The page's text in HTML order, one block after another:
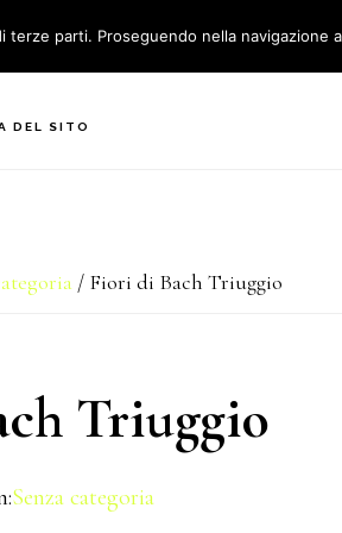
SALUTE BLOG DOVE
DEL SITO
/Fiori di Bach Triuggio
Triuggio
Senza categoria
parti. Proseguendo nella navigazione